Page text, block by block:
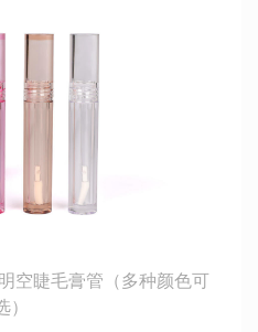
空睫毛膏管（多种颜色可
）